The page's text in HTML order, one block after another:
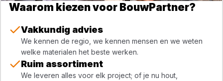
Waarom kiezen voor BouwPartner?
Vakkundig advies
We kennen de regio, we kennen mensen en we weten
welke materialen het beste werken.
Ruim assortiment
We leveren alles voor elk project; of je nu hout,